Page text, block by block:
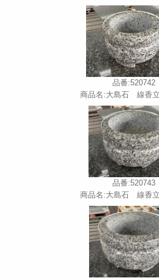
品番:520742
商品名:大島石 線香
品番:520743
商品名:大島石 線香